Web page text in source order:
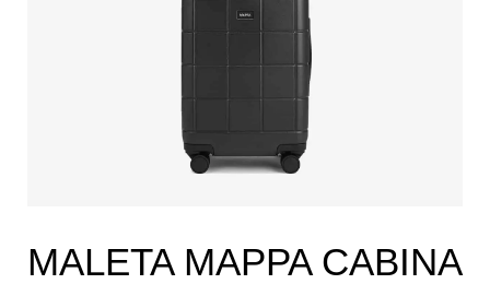
MALETA MAPPA CABINA